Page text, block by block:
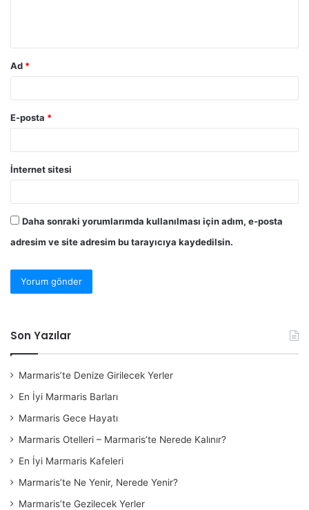
Ad *
E-posta *
İnternet sitesi
Daha sonraki yorumlarımda kullanılması için adım, e-posta
adresim ve site adresim bu tarayıcıya kaydedilsin.
Son Yazılar
Marmaris’te Denize Girilecek Yerler
En İyi Marmaris Barları
Marmaris Gece Hayatı
Marmaris Otelleri – Marmaris’te Nerede Kalınır?
En İyi Marmaris Kafeleri
Marmaris’te Ne Yenir, Nerede Yenir?
Marmaris’te Gezilecek Yerler